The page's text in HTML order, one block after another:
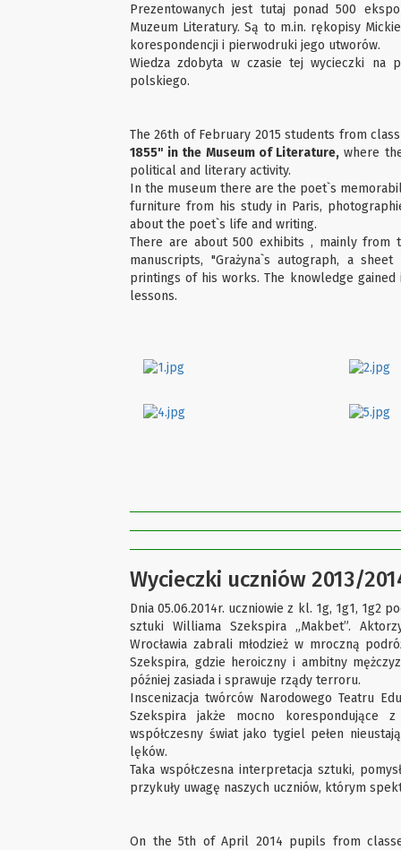
Prezentowanych jest tutaj ponad 500
Muzeum Literatury. Są to m.in. rękopisy
korespondencji i pierwodruki jego utworów.
Wiedza zdobyta w czasie tej wycieczki na
polskiego.
The 26th of February 2015 students from
1855" in the Museum of Literature, where
political and literary activity.
In the museum there are the poet`s
furniture from his study in Paris,
about the poet`s life and writing.
There are about 500 exhibits , mainly from
manuscripts, "Grażyna`s autograph, a
printings of his works. The knowledge
lessons.
Wycieczki uczniów 2013/
Dnia 05.06.2014r. uczniowie z kl. 1g, 1g1, 1g2
sztuki Williama Szekspira „Makbet”.
Wrocławia zabrali młodzież w mroczną
Szekspira, gdzie heroiczny i ambitny
później zasiada i sprawuje rządy terroru.
Inscenizacja twórców Narodowego Teatru
Szekspira jakże mocno korespondujące z
współczesny świat jako tygiel pełen
lęków.
Taka współczesna interpretacja sztuki,
przykuły uwagę naszych uczniów, którym
On the 5th of April 2014 pupils from